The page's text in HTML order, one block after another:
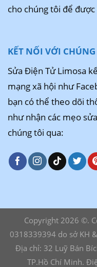
cho chúng tôi để
KẾT NỐI VỚI
Sửa Điện Tử Limosa
mạng xã hội như
bạn có thể theo dõi
như nhận các mẹo
chúng tôi qua:
Copyright 2026 ©.
0318339394 do sở KH
Địa chỉ: 32 Luỹ Bán
TP.Hồ Chí Minh.